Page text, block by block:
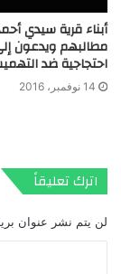
أبناء قرية سيدي
مطالبهم ويدعون
احتجاجية ضد
14 نوفمبر، 2016
اترك تعليقاً
لن يتم نشر عنوان